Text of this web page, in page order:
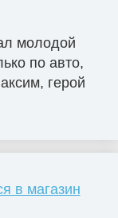
молодой
по авто,
герой
в магазин